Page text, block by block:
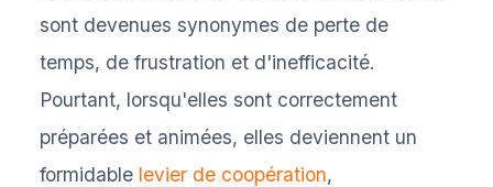
sont devenues synonymes de perte de
temps, de frustration et d'inefficacité.
Pourtant, lorsqu'elles sont correctement
préparées et animées, elles deviennent un
formidable levier de coopération,